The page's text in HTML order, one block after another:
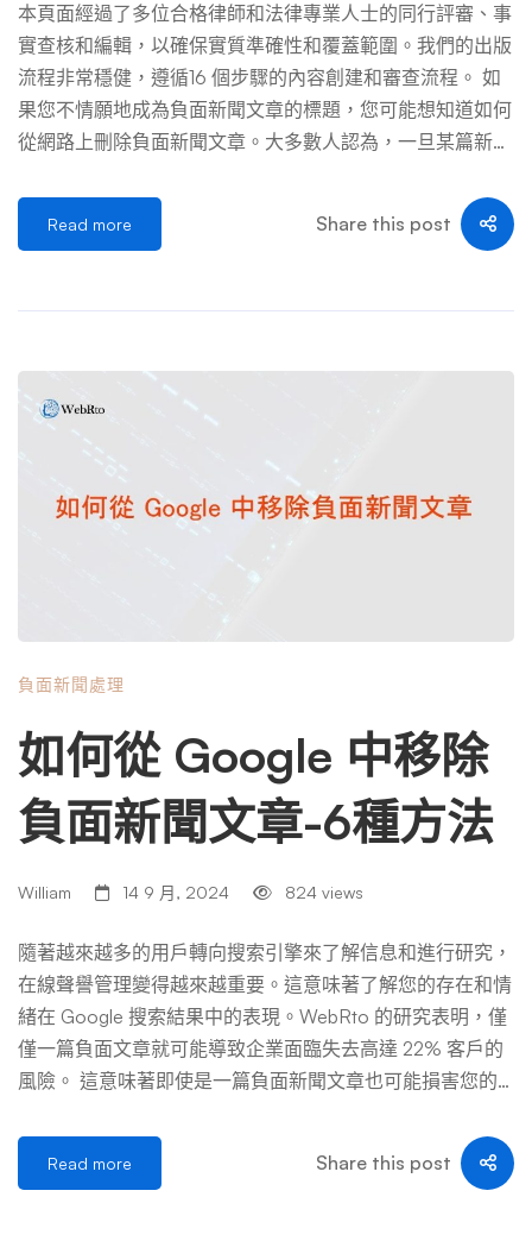
尋引擎的線上表格（在Google上），註明： 您還必須提供
個人資訊，例如您的姓名、電子郵件地址，以及您的身分證
明副本（如果要求）。 然後，搜尋引擎將審查您的請求並
通知您他們的決定。他們可以根據以下標準接受或拒絕刪除
面新聞文章時遇到困難或阻力，您可以聯繫網路聲譽機構
[…] …
本頁面經過了多位合格律師和法律專業人士的同行評審、事
實查核和編輯，以確保實質準確性和覆蓋範圍。我們的出版
流程非常穩健，遵循16 個步驟的內容創建和審查流程。 如
果您不情願地成為負面新聞文章的標題，您可能想知道如何
從網路上刪除負面新聞文章。大多數人認為，一旦某篇新聞
然這通常是一個困難的過程，但永久刪除負面新聞文章是可
以完成的。從網路上刪除新聞文章可能需要您採取以下一項
空刪除多篇負面新聞報導以及台北醫美負面新聞文章，甚至
經過我們不懈努力成功幫助香港某一熱門事件刪除多家負面
新聞報導。 在本文中，我們的律師團隊和專家將解釋刪除
負面和假新聞文章的重要性。然後，我們將詳細了解如何從
網路上刪除新聞文章。立即聯繫專業的負面新聞刪除團隊。
網路負面新聞文章如何損害您的聲譽 在老電影中，冷酷無
情的新聞代理人會用陳腔濫調來駁斥報紙上的敵對報道：
「別擔心。明天那張報紙就用來包魚了。” 當然，在數位時
聞文章不同的是，實體新聞文章幾乎會在第二天回收後消
刪除。因此，您需要採取主動措施從網路上刪除該新聞文
章。 網路負面新聞如何損害您的個人聲譽和影響生計？ 隨
著互聯網，尤其是社群媒體的普及，沒有人能免受網路負面
新聞報導的負面影響。負面新聞文章甚至可能損害普通人的
聲譽或生計。 負面新聞文章可能會影響您的個人、職業和
容易看到有關您的負面訊息。 如果負面新聞報導在網路上
發布，它可以在搜尋結果中排名更高，並永久固定在首頁
上。如果它特別具有新聞價值或受歡迎，則尤其如此。一篇
關於你的負面文章可以： 一篇負面新聞文章可能具有毀滅
性——而且通常情況下，負面文章會隨著時間的推移而不
聞文章如何影響我的就業機會？ 如果您過去曾被定罪，那
麼詳細描述該事件的新聞報導將伴隨您一生。即使您已經償
Read more Share this post
負面新聞處理
如何從 Google 中移除
負面新聞文章-6種方法
William 14 9 月, 2024 824 views
隨著越來越多的用戶轉向搜索引擎來了解信息和進行研究，
在線聲譽管理變得越來越重要。這意味著了解您的存在和情
緒在 Google 搜索結果中的表現。WebRto 的研究表明，僅
僅一篇負面文章就可能導致企業面臨失去高達 22% 客戶的
風險。 這意味著即使是一篇負面新聞文章也可能損害您的
一段時間，甚至在活動結束很久之後也是如此。 但是，您
可以採取一些步驟來刪除該文章或減少它對您的聲譽造成的
Read more Share this post